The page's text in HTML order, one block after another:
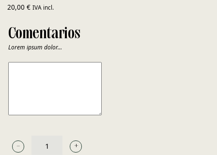
20,00 € IVA incl.
Comentarios
Lorem ipsum dolor…
EL